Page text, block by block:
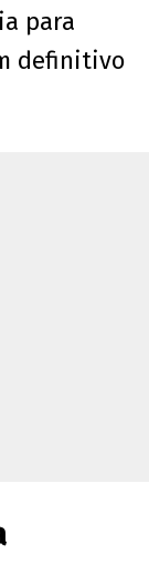
para
definitivo